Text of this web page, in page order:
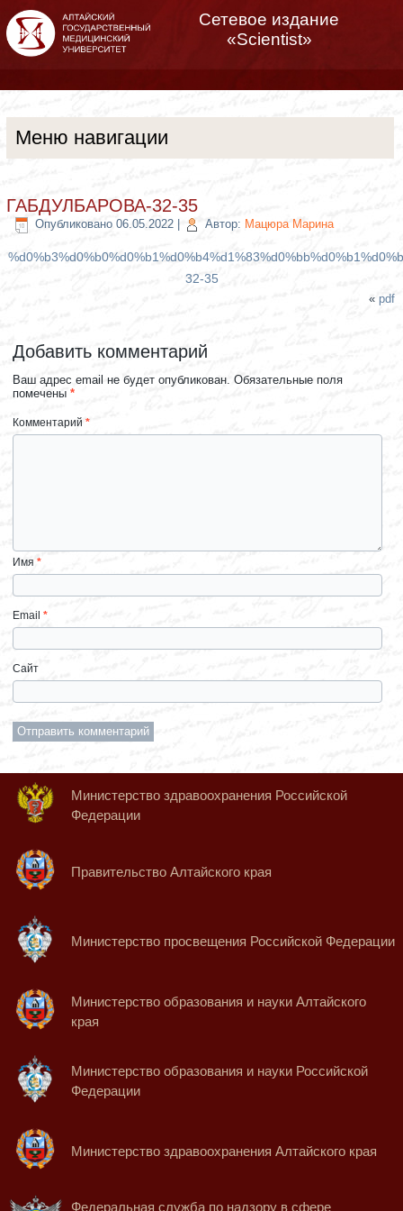
Сетевое издание
«Scientist»
Меню навигации
ГАБДУЛБАРОВА-32-35
Опубликовано 06.05.2022 Автор: Мацюра Марина
32-35
« pdf
Добавить комментарий
Ваш адрес email не будет опубликован. Обязательные поля
помечены*
Комментарий*
Имя*
Email*
Сайт
Министерство здравоохранения Российской
Федерации
Правительство Алтайского края
Министерство просвещения Российской Федерации
Министерство образования и науки Алтайского
края
Министерство образования и науки Российской
Федерации
Министерство здравоохранения Алтайского края
Федеральная служба по надзору в сфере